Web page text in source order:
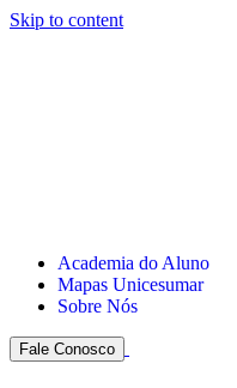
Skip to content
Academia do Aluno
Mapas Unicesumar
Sobre Nós
Fale Conosco